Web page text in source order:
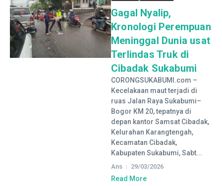
Gagal Nyalip,
Kronologi Perempuan
Meninggal Dunia usat
Terlindas Truk di
Cibadak Sukabumi
CORONGSUKABUMI.com –
Kecelakaan maut terjadi di
ruas Jalan Raya Sukabumi–
Bogor KM 20, tepatnya di
depan kantor Samsat Cibadak,
Kelurahan Karangtengah,
Kecamatan Cibadak,
Kabupaten Sukabumi, Sabt...
Ans 29/03/2026
Read More